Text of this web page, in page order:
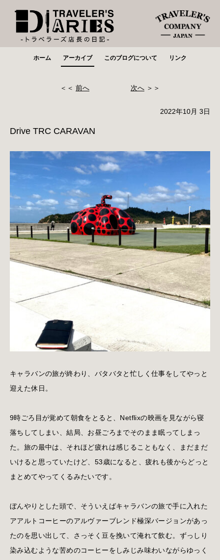
ホーム アーカイブ このブログについて リンク
＜＜ 前へ 次へ ＞＞
2022年10月 3日
Drive TRC CARAVAN
キャラバンの旅が終わり、バタバタと忙しく仕事をしてやっと
迎えた休日。
9時ごろ目が覚めて朝食をとると、Netflixの映画を見ながら寝
落ちしてしまい、結局、お昼ごろまでそのまま眠ってしまっ
た。旅の最中は、それほど疲れは感じることもなく、まだまだ
いけると思っていたけど、53歳になると、疲れも後からどっと
まとめてやってくるみたいです。
ぼんやりとした頭で、そういえばキャラバンの旅で手に入れた
アアルトコーヒーのアルヴァーブレンド極深バージョンがあっ
たのを思い出して、さっそく豆を挽いて淹れて飲む。ずっしり
染み込むような苦めのコーヒーをしみじみ味わいながらゆっく